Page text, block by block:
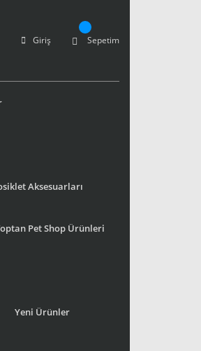
Giriş Sepetim
Aksesuarları
Pet Shop Ürünleri
Yeni Ürünler